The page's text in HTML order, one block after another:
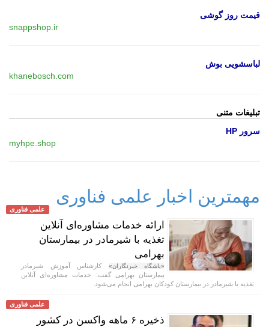
قیمت روز گوشی
snappshop.ir
لباسشویی بوش
khanebosch.com
تبلیغات متنی
سرور HP
myhpe.shop
مهمترین اخبار علمی فناوری
علمی فناوری
ارائه خدمات مشاوره‌ای آنلاین
تغذیه با شیرمادر در بیمارستان
بهرامی
«باشگاه خبرنگاران» کارشناس آموزش شیرمادر
بیمارستان بهرامی گفت: خدمات مشاوره‌ای آنلاین
تغذیه با شیرمادر در بیمارستان کودکان بهرامی انجام می‌شود.
علمی فناوری
ذخیره ۶ ماهه واکسن در کشور